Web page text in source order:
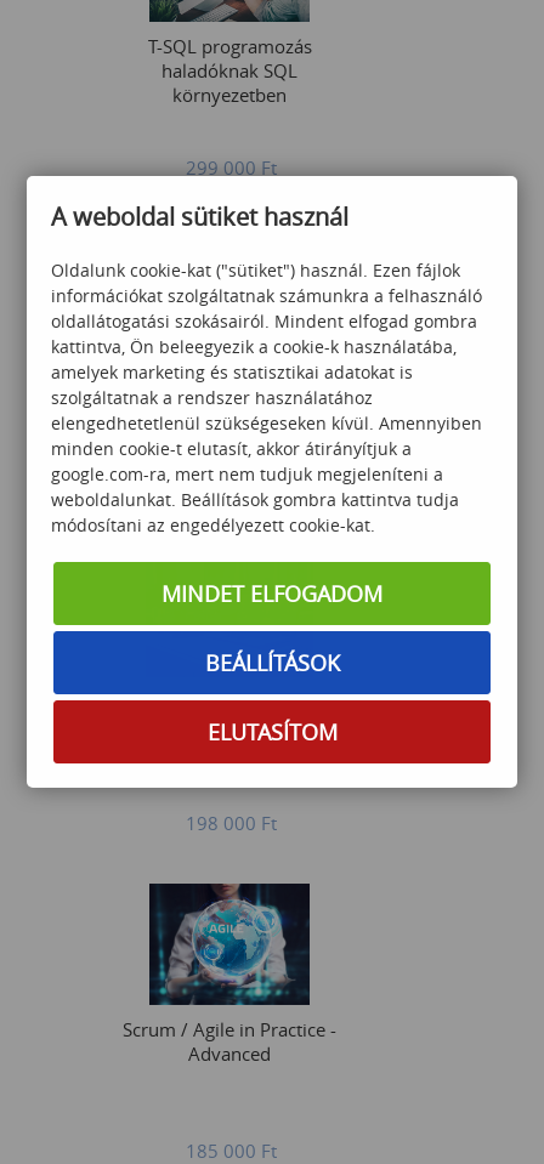
T-SQL programozás
haladóknak SQL
környezetben
299 000 Ft
SharePoint felhasználói
ismeretek
169 000Ft
Navisworks alapozó
tanfolyam
198 000 Ft
Scrum / Agile in Practice -
Advanced
185 000 Ft
A weboldal sütiket használ
Oldalunk cookie-kat ("sütiket") használ. Ezen fájlok
információkat szolgáltatnak számunkra a felhasználó
oldallátogatási szokásairól. Mindent elfogad gombra
kattintva, Ön beleegyezik a cookie-k használatába,
amelyek marketing és statisztikai adatokat is
szolgáltatnak a rendszer használatához
elengedhetetlenül szükségeseken kívül. Amennyiben
minden cookie-t elutasít, akkor átirányítjuk a
google.com-ra, mert nem tudjuk megjeleníteni a
weboldalunkat. Beállítások gombra kattintva tudja
módosítani az engedélyezett cookie-kat.
MINDET ELFOGADOM
BEÁLLÍTÁSOK
ELUTASÍTOM